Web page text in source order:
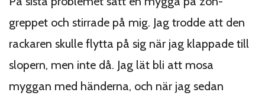
greppet och stirrade på mig. Jag trodde att den
rackaren skulle flytta på sig när jag klappade till
slopern, men inte då. Jag lät bli att mosa
myggan med händerna, och när jag sedan